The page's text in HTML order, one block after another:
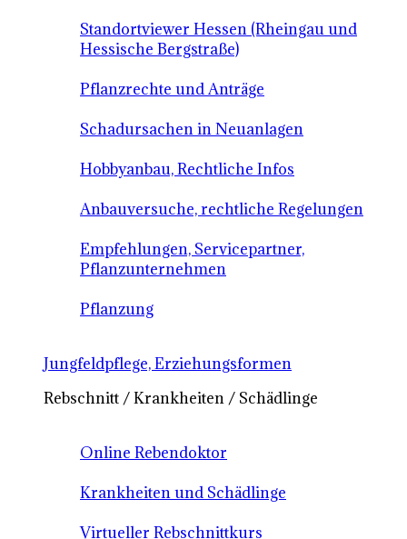
Standortviewer Hessen (Rheingau und
Hessische Bergstraße)
Pflanzrechte und Anträge
Schadursachen in Neuanlagen
Hobbyanbau, Rechtliche Infos
Anbauversuche, rechtliche Regelungen
Empfehlungen, Servicepartner,
Pflanzunternehmen
Pflanzung
Jungfeldpflege, Erziehungsformen
Rebschnitt / Krankheiten / Schädlinge
Online Rebendoktor
Krankheiten und Schädlinge
Virtueller Rebschnittkurs